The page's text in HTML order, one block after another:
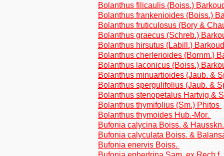
Bolanthus filicaulis (Boiss.)
Bolanthus frankenioides (Boiss.)
Bolanthus fruticulosus (Bory &
Bolanthus graecus (Schreb.)
Bolanthus hirsutus (Labill.)
Bolanthus cherlerioides (Bornm.)
Bolanthus laconicus (Boiss.)
Bolanthus minuartioides (Jaub. &
Bolanthus spergulifolius (Jaub. &
Bolanthus stenopetalus Hartvig &
Bolanthus thymifolius (Sm.) Phitos
Bolanthus thymoides Hub.-Mor.
Bufonia calycina Boiss. &
Bufonia calyculata Boiss. &
Bufonia enervis Boiss.